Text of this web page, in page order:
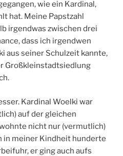
wie ein Kardinal,
hat. Meine Papstzahl
irgendwas zwischen drei
dass ich irgendwen
aus seiner Schulzeit kannte,
Großkleinstadtsiedlung
Kardinal Woelki war
auf der gleichen
nicht nur (vermutlich)
in meiner Kindheit hunderte
er ging auch aufs